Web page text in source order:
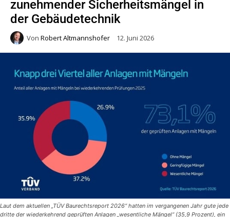
zunehmender Sicherheitsmängel in
der Gebäudetechnik
Von Robert Altmannshofer 12. Juni 2026
Laut dem aktuellen „TÜV Baurechtsreport 2026“ hatten im vergangenen Jahr gute jede
dritte der wiederkehrend geprüften Anlagen „wesentliche Mängel“ (35,9 Prozent), ein